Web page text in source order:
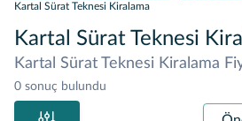
Kartal Sürat Teknesi Kiralama
Kartal Sürat Teknesi
Kartal Sürat Teknesi Kiralama
0 sonuç bulundu